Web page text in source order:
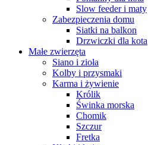
Slow feeder i maty
Zabezpieczenia domu
Siatki na balkon
Drzwiczki dla kota
Małe zwierzęta
Siano i zioła
Kolby i przysmaki
Karma i żywienie
Królik
Świnka morska
Chomik
Szczur
Fretka